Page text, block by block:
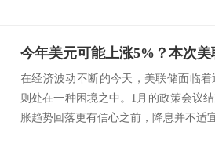
今年美元可能上涨5%？本次
在经济波动不断的今天，美联储面临
则处在一种困境之中。1月的政策会议
胀趋势回落更有信心之前，降息并不适